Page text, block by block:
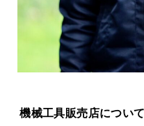
機械工具販売店につい